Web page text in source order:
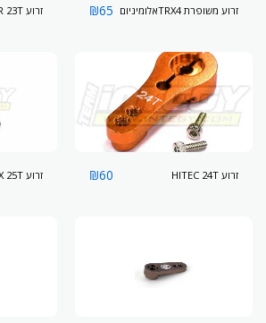
זרוע משופרת TRX4אלומיניום ₪65 זרוע SPM/JR 23T
זרוע HITEC 24T ₪60 זרוע FUT/SVX 25T